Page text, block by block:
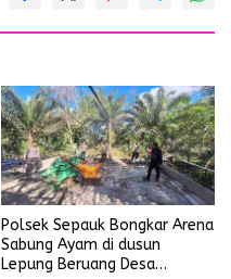
Polsek Sepauk Bongkar Arena
Sabung Ayam di dusun
Lepung Beruang Desa